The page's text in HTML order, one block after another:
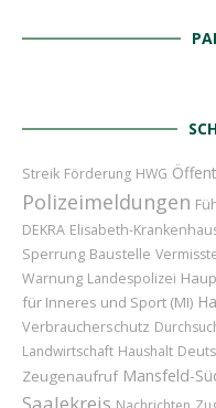
Streik Förderung HWG
Polizeimeldungen
DEKRA Elisabeth-
Sperrung Baustelle
Warnung Landespolizei
für Inneres und Sport (MI)
Verbraucherschutz
Landwirtschaft Haushalt
Zeugenaufruf Mansfeld-